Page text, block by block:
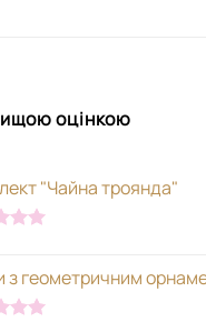
оцінкою
"Чайна троянда"
з геометричним